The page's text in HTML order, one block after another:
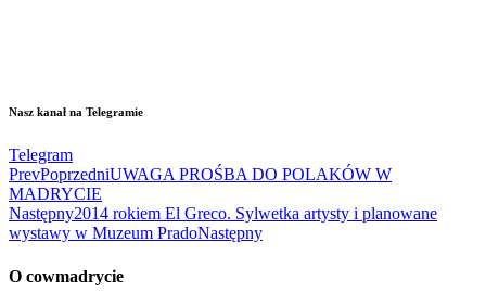
Nasz kanał na Telegramie
Telegram
PrevPoprzedniUWAGA PROŚBA DO POLAKÓW W
MADRYCIE
Następny2014 rokiem El Greco. Sylwetka artysty i planowane
wystawy w Muzeum PradoNastępny
O cowmadrycie